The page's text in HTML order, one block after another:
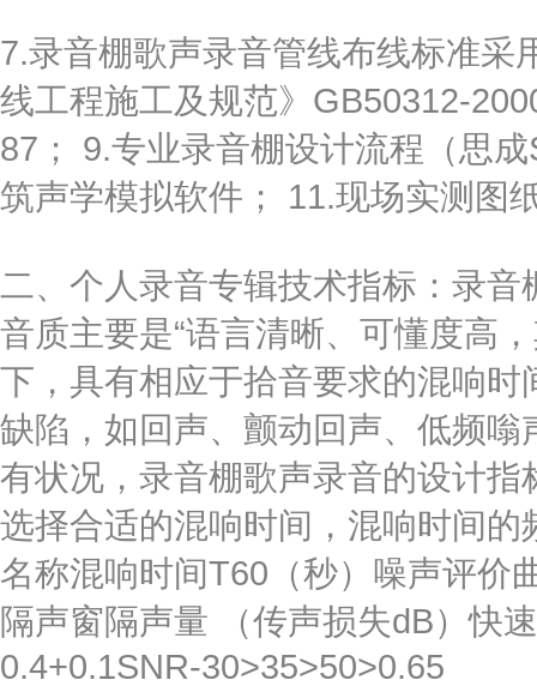
7.录音棚歌声录音管线布线标准采
线工程施工及规范》GB50312-
87； 9.专业录音棚设计流程（思
筑声学模拟软件； 11.现场实测图
二、个人录音专辑技术指标：录
音质主要是“语言清晰、可懂度高
下，具有相应于拾音要求的混响
缺陷，如回声、颤动回声、低频
有状况，录音棚歌声录音的设计
选择合适的混响时间，混响时间
名称混响时间T60（秒）噪声评价
隔声窗隔声量 （传声损失dB）快
0.4+0.1SNR-30>35>50>0.65